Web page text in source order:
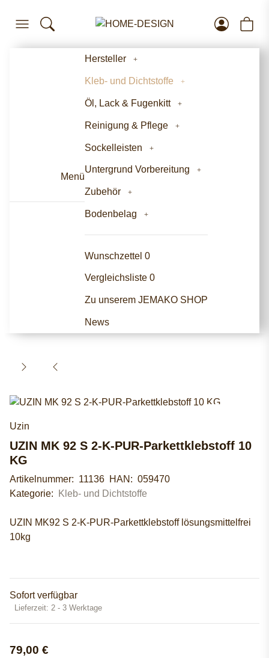
Menü
Hersteller
Kleb- und Dichtstoffe
Öl, Lack & Fugenkitt
Reinigung & Pflege
Sockelleisten
Untergrund Vorbereitung
Zubehör
Bodenbelag
Wunschzettel 0
Vergleichsliste 0
Zu unserem JEMAKO SHOP
News
Uzin
UZIN MK 92 S 2-K-PUR-Parkettklebstoff 10
KG
Artikelnummer: 11136 HAN: 059470
Kategorie:
Kleb- und Dichtstoffe
UZIN MK92 S 2-K-PUR-Parkettklebstoff lösungsmittelfrei
10kg
Sofort verfügbar
Lieferzeit: 2 - 3 Werktage
79,00 €